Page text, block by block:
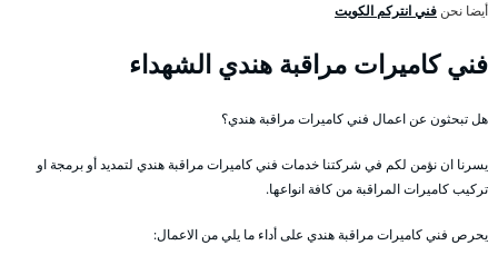
أيضا نحن فني انتركم الكويت
فني كاميرات مراقبة هندي الشهداء
هل تبحثون عن اعمال فني كاميرات مراقبة هندي؟
يسرنا ان نؤمن لكم في شركتنا خدمات فني كاميرات مراقبة هندي لتمديد أو برمجة او
تركيب كاميرات المراقبة من كافة انواعها.
يحرص فني كاميرات مراقبة هندي على أداء ما يلي من الاعمال: